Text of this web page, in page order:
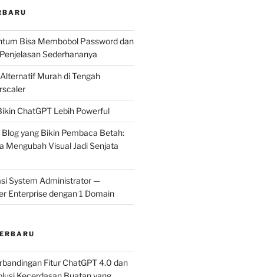
Bisa Membobol Password dan
Sederhananya
Murah di Tengah
ChatGPT Lebih Powerful
yang Bikin Pembaca Betah:
Mengubah Visual Jadi Senjata
System Administrator —
Enterprise dengan 1 Domain
Fitur ChatGPT 4.0 dan